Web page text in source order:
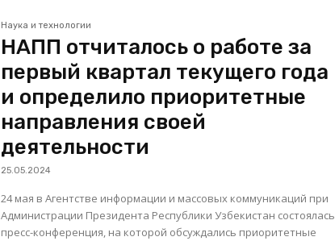
Наука и технологии
НАПП отчиталось о работе за
первый квартал текущего года
и определило приоритетные
направления своей
деятельности
25.05.2024
24 мая в Агентстве информации и массовых коммуникаций при
Администрации Президента Республики Узбекистан состоялась
пресс-конференция, на которой обсуждались приоритетные